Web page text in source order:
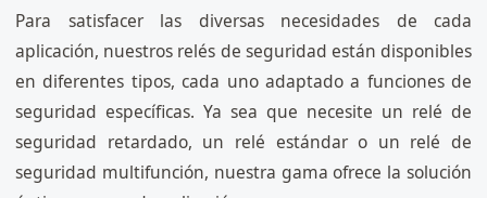
Para satisfacer las diversas necesidades de cada
aplicación, nuestros relés de seguridad están disponibles
en diferentes tipos, cada uno adaptado a funciones de
seguridad específicas. Ya sea que necesite un relé de
seguridad retardado, un relé estándar o un relé de
seguridad multifunción, nuestra gama ofrece la solución